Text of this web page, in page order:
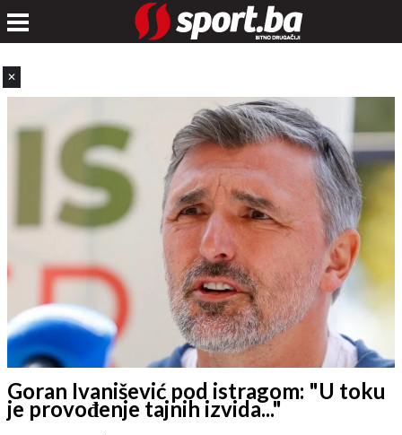
✕
Goran Ivanišević pod istragom: "U toku
je provođenje tajnih izvida..."